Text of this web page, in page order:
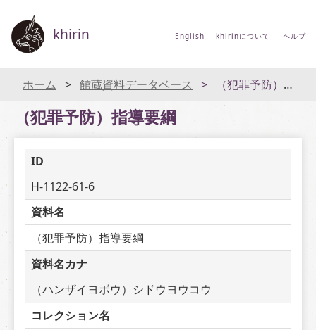
khirin English khirinについて ヘルプ
ホーム 館蔵資料データベース （犯罪予防）指導要綱
（犯罪予防）指導要綱
ID
H-1122-61-6
資料名
（犯罪予防）指導要綱
資料名カナ
（ハンザイヨボウ）シドウヨウコウ
コレクション名